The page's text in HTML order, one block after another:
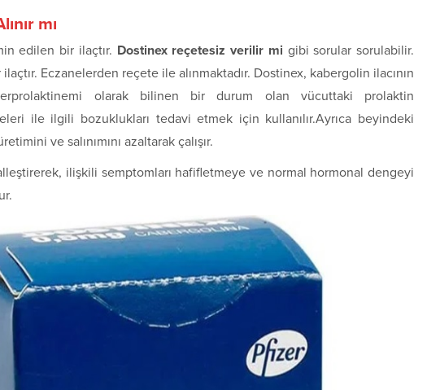
mı
edilen bir ilaçtır. Dostinex reçetesiz verilir mi gibi sorular sorulabilir.
Eczanelerden reçete ile alınmaktadır. Dostinex, kabergolin ilacının
olarak bilinen bir durum olan vücuttaki prolaktin
ile ilgili bozuklukları tedavi etmek için kullanılır.Ayrıca beyindeki
ve salınımını azaltarak çalışır.
ilişkili semptomları hafifletmeye ve normal hormonal dengeyi